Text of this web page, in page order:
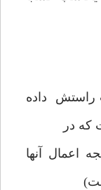
راستش داده
که در
اعمال آنها